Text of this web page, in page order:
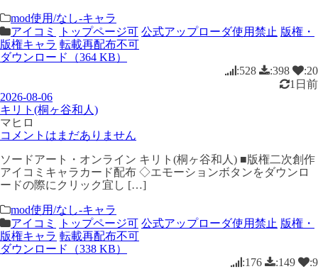
mod使用/なし-キャラ
アイコミ
トップページ可 公式アップローダ使用禁止 版権・
版権キャラ 転載再配布不可
ダウンロード（364 KB）
:528
:398
:20
1日前
2026-08-06
キリト(桐ヶ谷和人)
マヒロ
コメントはまだありません
ソードアート・オンライン キリト(桐ヶ谷和人) ■版権二次創作
アイコミキャラカード配布 ◇エモーションボタンをダウンロ
ードの際にクリック宜し […]
mod使用/なし-キャラ
アイコミ
トップページ可 公式アップローダ使用禁止 版権・
版権キャラ 転載再配布不可
ダウンロード（338 KB）
:176
:149
:9